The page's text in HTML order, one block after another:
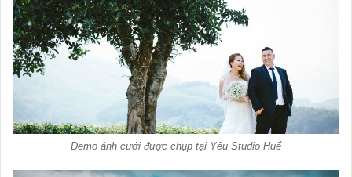
Demo ảnh cưới được chụp tại Yêu Studio Huế